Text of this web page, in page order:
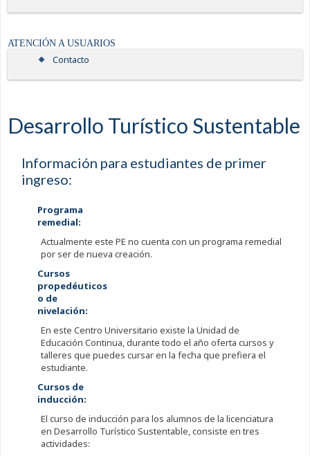
ATENCIÓN A USUARIOS
Contacto
Desarrollo Turístico Sustentable
Información para estudiantes de primer
ingreso:
Programa
remedial:
Actualmente este PE no cuenta con un programa remedial
por ser de nueva creación.
Cursos
propedéuticos
o de
nivelación:
En este Centro Universitario existe la Unidad de
Educación Continua, durante todo el año oferta cursos y
talleres que puedes cursar en la fecha que prefiera el
estudiante.
Cursos de
inducción:
El curso de inducción para los alumnos de la licenciatura
en Desarrollo Turístico Sustentable, consiste en tres
actividades: